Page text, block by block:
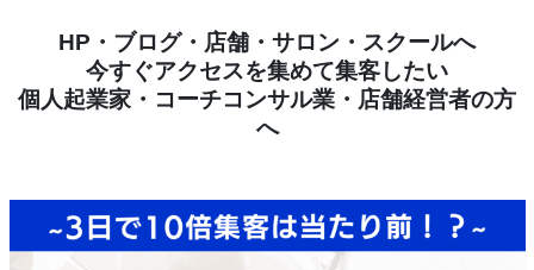
HP・ブログ・店舗・サロン・スクールへ
今すぐアクセスを集めて集客したい
個人起業家・コーチコンサル業・店舗経営者の方
へ